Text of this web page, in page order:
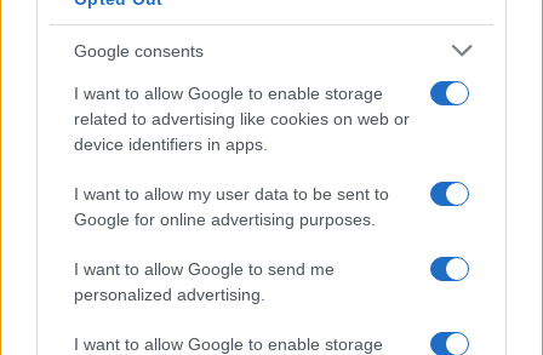
Google consents
I want to allow Google to enable storage
related to advertising like cookies on web or
device identifiers in apps.
I want to allow my user data to be sent to
Google for online advertising purposes.
I want to allow Google to send me
personalized advertising.
I want to allow Google to enable storage
linea editoriale dedicata alla prova prodotto.
in redazione la precisione di chi colleziona
vecchi campionari.